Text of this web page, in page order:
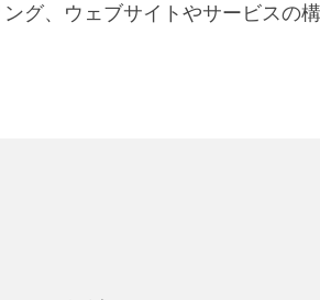
グ、ウェブサイトやサービスの